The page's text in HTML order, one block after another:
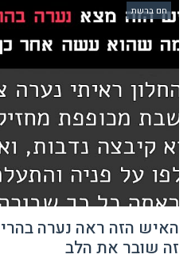
חם ברשת
זה שובר את הלב